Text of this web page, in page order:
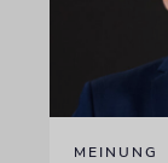
MEINUNG